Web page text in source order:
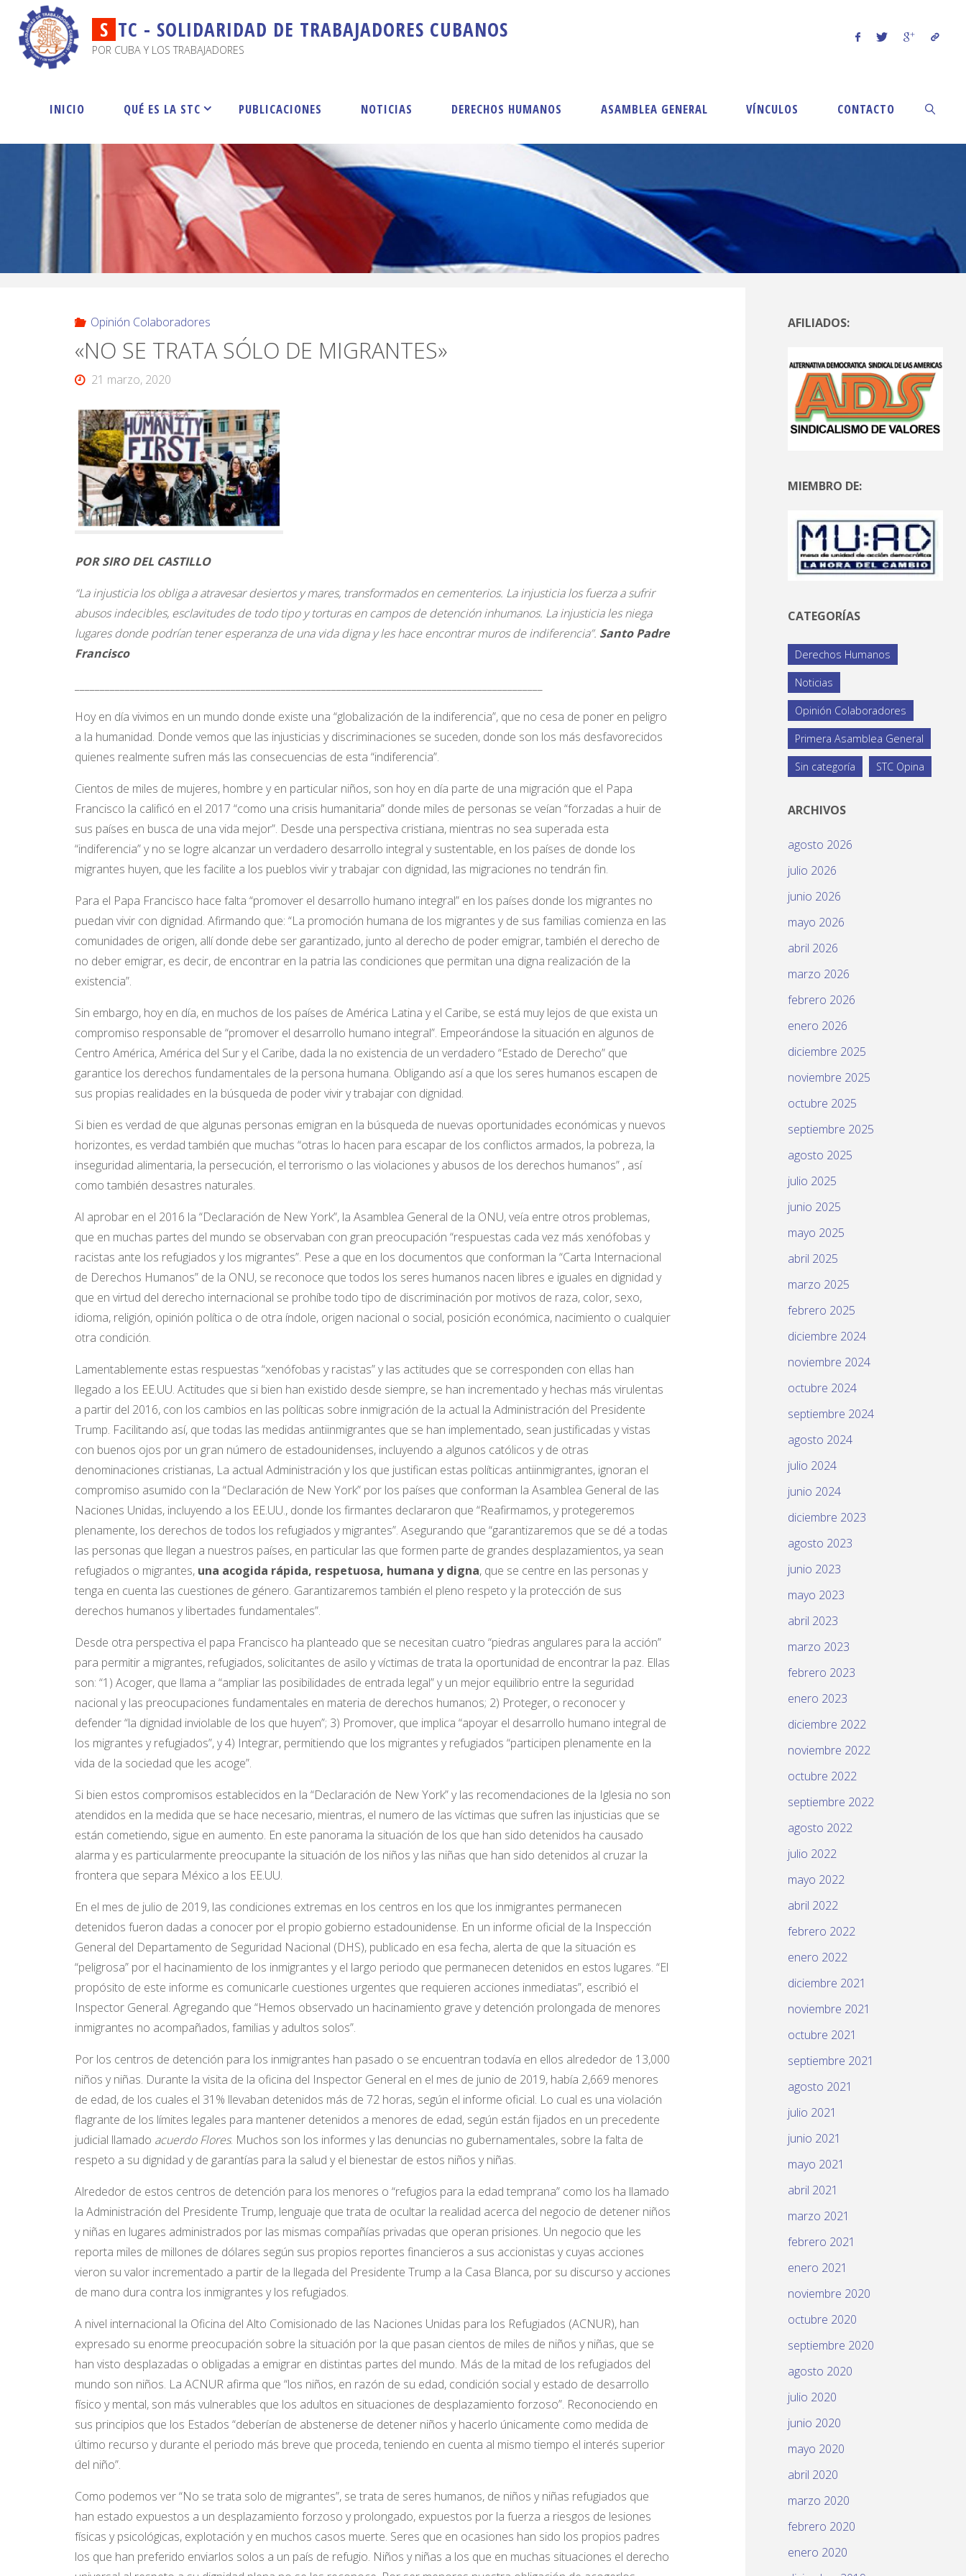
S TC - SOLIDARIDAD DE TRABAJADORES CUBANOS
POR CUBA Y LOS TRABAJADORES
INICIO QUÉ ES LA STC PUBLICACIONES NOTICIAS DERECHOS HUMANOS ASAMBLEA GENERAL VÍNCULOS CONTACTO
Opinión Colaboradores
«NO SE TRATA SÓLO DE MIGRANTES»
21 marzo, 2020
POR SIRO DEL CASTILLO
“La injusticia los obliga a atravesar desiertos y mares, transformados en cementerios. La injusticia los fuerza a sufrir
abusos indecibles, esclavitudes de todo tipo y torturas en campos de detención inhumanos. La injusticia les niega
lugares donde podrían tener esperanza de una vida digna y les hace encontrar muros de indiferencia”. Santo Padre
Francisco
Hoy en día vivimos en un mundo donde existe una “globalización de la indiferencia”, que no cesa de poner en peligro
a la humanidad. Donde vemos que las injusticias y discriminaciones se suceden, donde son los más desfavorecidos
quienes realmente sufren más las consecuencias de esta “indiferencia”.
Cientos de miles de mujeres, hombre y en particular niños, son hoy en día parte de una migración que el Papa
Francisco la calificó en el 2017 “como una crisis humanitaria” donde miles de personas se veían “forzadas a huir de
sus países en busca de una vida mejor”. Desde una perspectiva cristiana, mientras no sea superada esta
“indiferencia” y no se logre alcanzar un verdadero desarrollo integral y sustentable, en los países de donde los
migrantes huyen, que les facilite a los pueblos vivir y trabajar con dignidad, las migraciones no tendrán fin.
Para el Papa Francisco hace falta “promover el desarrollo humano integral” en los países donde los migrantes no
puedan vivir con dignidad. Afirmando que: “La promoción humana de los migrantes y de sus familias comienza en las
comunidades de origen, allí donde debe ser garantizado, junto al derecho de poder emigrar, también el derecho de
no deber emigrar, es decir, de encontrar en la patria las condiciones que permitan una digna realización de la
existencia”.
Sin embargo, hoy en día, en muchos de los países de América Latina y el Caribe, se está muy lejos de que exista un
compromiso responsable de “promover el desarrollo humano integral”. Empeorándose la situación en algunos de
Centro América, América del Sur y el Caribe, dada la no existencia de un verdadero “Estado de Derecho” que
garantice los derechos fundamentales de la persona humana. Obligando así a que los seres humanos escapen de
sus propias realidades en la búsqueda de poder vivir y trabajar con dignidad.
Si bien es verdad de que algunas personas emigran en la búsqueda de nuevas oportunidades económicas y nuevos
horizontes, es verdad también que muchas “otras lo hacen para escapar de los conflictos armados, la pobreza, la
inseguridad alimentaria, la persecución, el terrorismo o las violaciones y abusos de los derechos humanos” , así
como también desastres naturales.
Al aprobar en el 2016 la “Declaración de New York”, la Asamblea General de la ONU, veía entre otros problemas,
que en muchas partes del mundo se observaban con gran preocupación “respuestas cada vez más xenófobas y
racistas ante los refugiados y los migrantes”. Pese a que en los documentos que conforman la “Carta Internacional
de Derechos Humanos” de la ONU, se reconoce que todos los seres humanos nacen libres e iguales en dignidad y
que en virtud del derecho internacional se prohíbe todo tipo de discriminación por motivos de raza, color, sexo,
idioma, religión, opinión política o de otra índole, origen nacional o social, posición económica, nacimiento o cualquier
otra condición.
Lamentablemente estas respuestas “xenófobas y racistas” y las actitudes que se corresponden con ellas han
llegado a los EE.UU. Actitudes que si bien han existido desde siempre, se han incrementado y hechas más virulentas
a partir del 2016, con los cambios en las políticas sobre inmigración de la actual la Administración del Presidente
Trump. Facilitando así, que todas las medidas antiinmigrantes que se han implementado, sean justificadas y vistas
con buenos ojos por un gran número de estadounidenses, incluyendo a algunos católicos y de otras
denominaciones cristianas, La actual Administración y los que justifican estas políticas antiinmigrantes, ignoran el
compromiso asumido con la “Declaración de New York” por los países que conforman la Asamblea General de las
Naciones Unidas, incluyendo a los EE.UU., donde los firmantes declararon que “Reafirmamos, y protegeremos
plenamente, los derechos de todos los refugiados y migrantes”. Asegurando que “garantizaremos que se dé a todas
las personas que llegan a nuestros países, en particular las que formen parte de grandes desplazamientos, ya sean
refugiados o migrantes, una acogida rápida, respetuosa, humana y digna, que se centre en las personas y
tenga en cuenta las cuestiones de género. Garantizaremos también el pleno respeto y la protección de sus
derechos humanos y libertades fundamentales”.
Desde otra perspectiva el papa Francisco ha planteado que se necesitan cuatro “piedras angulares para la acción”
para permitir a migrantes, refugiados, solicitantes de asilo y víctimas de trata la oportunidad de encontrar la paz. Ellas
son: “1) Acoger, que llama a “ampliar las posibilidades de entrada legal” y un mejor equilibrio entre la seguridad
nacional y las preocupaciones fundamentales en materia de derechos humanos; 2) Proteger, o reconocer y
defender “la dignidad inviolable de los que huyen”; 3) Promover, que implica “apoyar el desarrollo humano integral de
los migrantes y refugiados”, y 4) Integrar, permitiendo que los migrantes y refugiados “participen plenamente en la
vida de la sociedad que les acoge”.
Si bien estos compromisos establecidos en la “Declaración de New York” y las recomendaciones de la Iglesia no son
atendidos en la medida que se hace necesario, mientras, el numero de las víctimas que sufren las injusticias que se
están cometiendo, sigue en aumento. En este panorama la situación de los que han sido detenidos ha causado
alarma y es particularmente preocupante la situación de los niños y las niñas que han sido detenidos al cruzar la
frontera que separa México a los EE.UU.
En el mes de julio de 2019, las condiciones extremas en los centros en los que los inmigrantes permanecen
detenidos fueron dadas a conocer por el propio gobierno estadounidense. En un informe oficial de la Inspección
General del Departamento de Seguridad Nacional (DHS), publicado en esa fecha, alerta de que la situación es
“peligrosa” por el hacinamiento de los inmigrantes y el largo periodo que permanecen detenidos en estos lugares. “El
propósito de este informe es comunicarle cuestiones urgentes que requieren acciones inmediatas”, escribió el
Inspector General. Agregando que “Hemos observado un hacinamiento grave y detención prolongada de menores
inmigrantes no acompañados, familias y adultos solos”.
Por los centros de detención para los inmigrantes han pasado o se encuentran todavía en ellos alrededor de 13,000
niños y niñas. Durante la visita de la oficina del Inspector General en el mes de junio de 2019, había 2,669 menores
de edad, de los cuales el 31% llevaban detenidos más de 72 horas, según el informe oficial. Lo cual es una violación
flagrante de los límites legales para mantener detenidos a menores de edad, según están fijados en un precedente
judicial llamado acuerdo Flores. Muchos son los informes y las denuncias no gubernamentales, sobre la falta de
respeto a su dignidad y de garantías para la salud y el bienestar de estos niños y niñas.
Alrededor de estos centros de detención para los menores o “refugios para la edad temprana” como los ha llamado
la Administración del Presidente Trump, lenguaje que trata de ocultar la realidad acerca del negocio de detener niños
y niñas en lugares administrados por las mismas compañías privadas que operan prisiones. Un negocio que les
reporta miles de millones de dólares según sus propios reportes financieros a sus accionistas y cuyas acciones
vieron su valor incrementado a partir de la llegada del Presidente Trump a la Casa Blanca, por su discurso y acciones
de mano dura contra los inmigrantes y los refugiados.
A nivel internacional la Oficina del Alto Comisionado de las Naciones Unidas para los Refugiados (ACNUR), han
expresado su enorme preocupación sobre la situación por la que pasan cientos de miles de niños y niñas, que se
han visto desplazadas o obligadas a emigrar en distintas partes del mundo. Más de la mitad de los refugiados del
mundo son niños. La ACNUR afirma que “los niños, en razón de su edad, condición social y estado de desarrollo
físico y mental, son más vulnerables que los adultos en situaciones de desplazamiento forzoso”. Reconociendo en
sus principios que los Estados “deberían de abstenerse de detener niños y hacerlo únicamente como medida de
último recurso y durante el periodo más breve que proceda, teniendo en cuenta al mismo tiempo el interés superior
del niño”.
Como podemos ver “No se trata solo de migrantes”, se trata de seres humanos, de niños y niñas refugiados que
han estado expuestos a un desplazamiento forzoso y prolongado, expuestos por la fuerza a riesgos de lesiones
físicas y psicológicas, explotación y en muchos casos muerte. Seres que en ocasiones han sido los propios padres
los que han preferido enviarlos solos a un país de refugio. Niños y niñas a los que en muchas situaciones el derecho
AFILIADOS:
MIEMBRO DE:
CATEGORÍAS
Derechos Humanos
Noticias
Opinión Colaboradores
Primera Asamblea General
Sin categoría STC Opina
ARCHIVOS
agosto 2026
julio 2026
junio 2026
mayo 2026
abril 2026
marzo 2026
febrero 2026
enero 2026
diciembre 2025
noviembre 2025
octubre 2025
septiembre 2025
agosto 2025
julio 2025
junio 2025
mayo 2025
abril 2025
marzo 2025
febrero 2025
diciembre 2024
noviembre 2024
octubre 2024
septiembre 2024
agosto 2024
julio 2024
junio 2024
diciembre 2023
agosto 2023
junio 2023
mayo 2023
abril 2023
marzo 2023
febrero 2023
enero 2023
diciembre 2022
noviembre 2022
octubre 2022
septiembre 2022
agosto 2022
julio 2022
mayo 2022
abril 2022
febrero 2022
enero 2022
diciembre 2021
noviembre 2021
octubre 2021
septiembre 2021
agosto 2021
julio 2021
junio 2021
mayo 2021
abril 2021
marzo 2021
febrero 2021
enero 2021
noviembre 2020
octubre 2020
septiembre 2020
agosto 2020
julio 2020
junio 2020
mayo 2020
abril 2020
marzo 2020
febrero 2020
enero 2020